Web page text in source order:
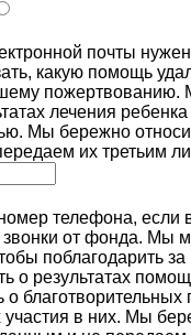
почты
какую помощь
пожертвованию.
лечения
Мы бережно
их третьим
телефона, если
звонки от фонда. Мы
поблагодарить за
о результатах
о благотворительных
участия в них. Мы